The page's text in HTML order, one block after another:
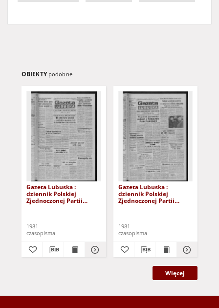
OBIEKTY podobne
Gazeta Lubuska :
dziennik Polskiej
Zjednoczonej Partii
Wyd. A
1981
czasopisma
Gazeta Lubuska :
dziennik Polskiej
Zjednoczonej Partii
Wyd. A
1981
czasopisma
Więcej